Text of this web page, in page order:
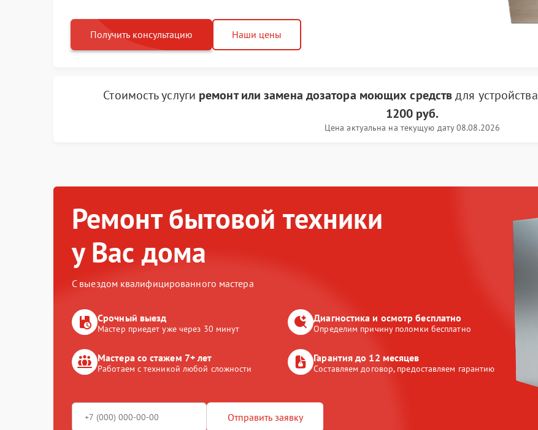
Получить консультацию Наши цены
Стоимость услуги ремонт или замена дозатора моющих средствдля устройства
1200 руб.
Цена актуальна на текущую дату 08.08.2026
Ремонт бытовой техники
у Вас дома
С выездом квалифицированного мастера
Срочный выезд
Мастер приедет уже через 30 минут
Диагностика и осмотр бесплатно
Определим причину поломки бесплатно
Мастера со стажем 7+ лет
Работаем с техникой любой сложности
Гарантия до 12 месяцев
Составляем договор, предоставляем гарантию
Отправить заявку